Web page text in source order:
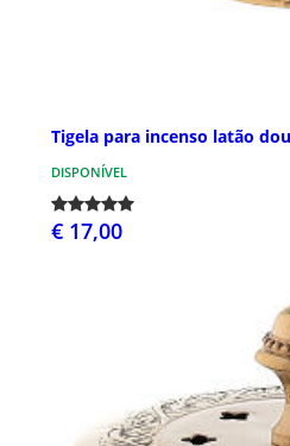
Tigela para incenso latão
DISPONÍVEL
€ 17,00